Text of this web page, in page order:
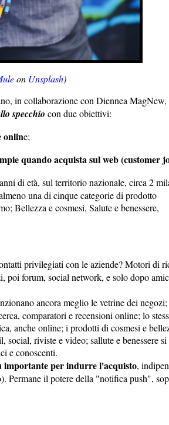
on Unsplash)
in collaborazione con Diennea MagNew,
specchio con due obiettivi:
online;
quando acquista sul web (customer
di età, sul territorio nazionale, circa 2
una di cinque categorie di prodotto
Bellezza e cosmesi, Salute e benessere,
privilegiati con le aziende? Motori di
poi forum, social network, e solo dopo
ancora meglio le vetrine dei negozi;
comparatori e recensioni online; lo
anche online; i prodotti di cosmesi e
social, riviste e video; sallute e benessere
e conoscenti.
importante per indurre l'acquisto,
Permane il potere della "notifica push",